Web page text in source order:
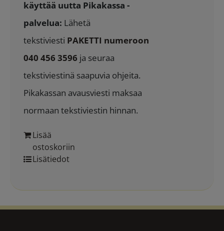
käyttää uutta Pikakassa -
palvelua: Lähetä
tekstiviesti PAKETTI numeroon
040 456 3596 ja seuraa
tekstiviestinä saapuvia ohjeita.
Pikakassan avausviesti maksaa
normaan tekstiviestin hinnan.
Lisää
ostoskoriin
Lisätiedot